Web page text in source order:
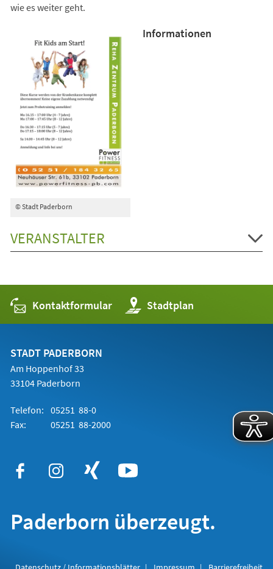
wie es weiter geht.
© Stadt Paderborn
Informationen
VERANSTALTER
Kontaktformular Stadtplan
(Öffnet
in
einem
STADT PADERBORN
Am Hoppenhof 33
33104 Paderborn
Telefon: 05251 88-0
Fax:
05251 88-2000
Paderborn überzeugt.